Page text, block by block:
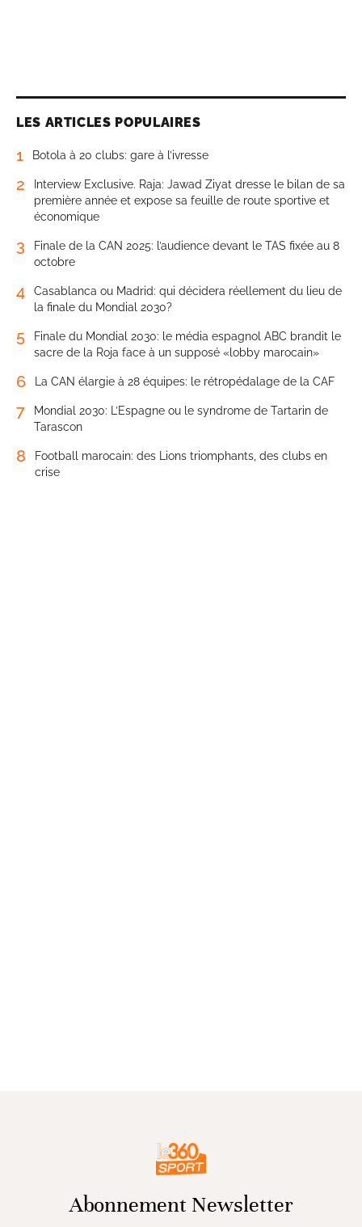
LES ARTICLES POPULAIRES
1 Botola à 20 clubs: gare à l’ivresse
2
Interview Exclusive. Raja: Jawad Ziyat dresse le bilan de sa
première année et expose sa feuille de route sportive et
économique
3
Finale de la CAN 2025: l’audience devant le TAS fixée au 8
octobre
4
Casablanca ou Madrid: qui décidera réellement du lieu de
la finale du Mondial 2030?
5
Finale du Mondial 2030: le média espagnol ABC brandit le
sacre de la Roja face à un supposé «lobby marocain»
6 La CAN élargie à 28 équipes: le rétropédalage de la CAF
7
Mondial 2030: L’Espagne ou le syndrome de Tartarin de
Tarascon
8
Football marocain: des Lions triomphants, des clubs en
crise
Abonnement Newsletter